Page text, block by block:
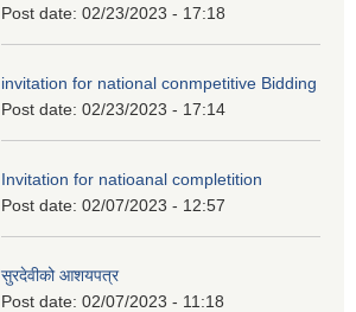
Post date: 02/23/2023 - 17:18
invitation for national conmpetitive Bidding
Post date: 02/23/2023 - 17:14
Invitation for natioanal completition
Post date: 02/07/2023 - 12:57
सुरदेवीको आशयपत्र
Post date: 02/07/2023 - 11:18